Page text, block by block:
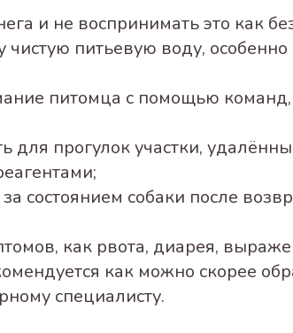
и не воспринимать это как
чистую питьевую воду, особенно
питомца с помощью
для прогулок участки,
состоянием собаки после
как рвота, диарея,
как можно скорее
специалисту.